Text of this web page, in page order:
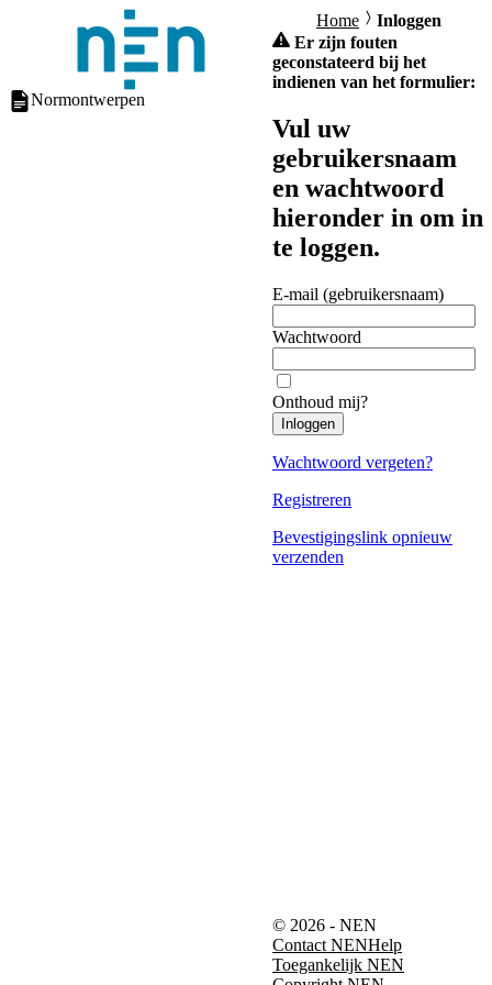
Normontwerpen
Home
Inloggen
Er zijn fouten
geconstateerd bij het
indienen van het formulier:
Vul uw
gebruikersnaam
en wachtwoord
hieronder in om in
te loggen.
E-mail (gebruikersnaam)
Wachtwoord
Onthoud mij?
Inloggen
Wachtwoord vergeten?
Registreren
Bevestigingslink opnieuw
verzenden
© 2026 - NEN
Contact NENHelp
Toegankelijk NEN